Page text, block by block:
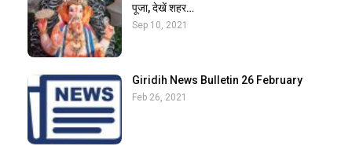
पूजा, देखें शहर…
Sep 10, 2021
Giridih News Bulletin 26 February
Feb 26, 2021